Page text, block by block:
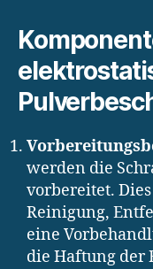
werden die
vorbereitet.
Reinigung,
eine
die Haftung der